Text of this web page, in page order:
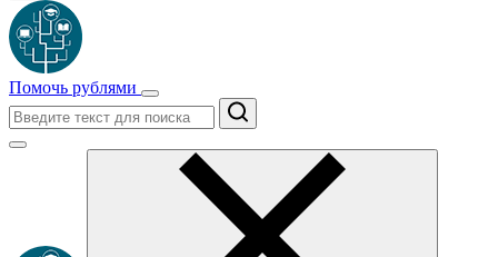
Помочь рублями
Поиск